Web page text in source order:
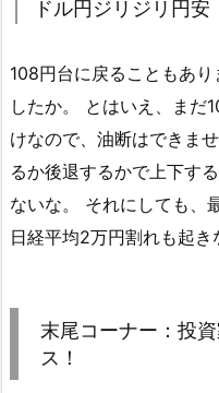
ドル円ジリジリ円安
108円台に戻ることもあ
したか。 とはいえ、まだ
けなので、油断はできま
るか後退するかで上下す
ないな。 それにしても、
日経平均2万円割れも起き
末尾コーナー：投
ス！